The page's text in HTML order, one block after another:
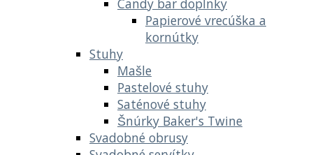
Papierové vrecúška a
kornútky
Stuhy
Mašle
Pastelové stuhy
Saténové stuhy
Šnúrky Baker's Twine
Svadobné obrusy